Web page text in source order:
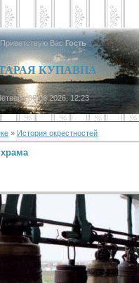
Приветствую Вас Гость
КУПАВНА
06.08.2026, 12:23
» История окрестностей